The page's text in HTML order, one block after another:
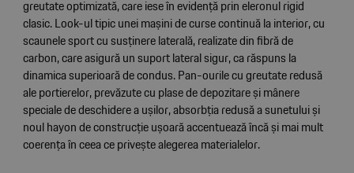
greutate optimizată, care iese în evidență prin eleronul rigid
clasic. Look-ul tipic unei mașini de curse continuă la interior, cu
scaunele sport cu susținere laterală, realizate din fibră de
carbon, care asigură un suport lateral sigur, ca răspuns la
dinamica superioară de condus. Pan-ourile cu greutate redusă
ale portierelor, prevăzute cu plase de depozitare și mânere
speciale de deschidere a ușilor, absorbția redusă a sunetului și
noul hayon de construcție ușoară accentuează încă și mai mult
coerența în ceea ce privește alegerea materialelor.